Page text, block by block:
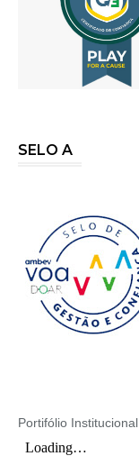
SELO A
Portifólio Institucional